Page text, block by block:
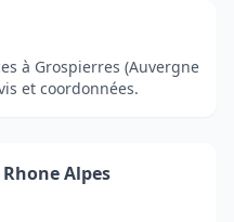
à Grospierres (Auvergne
et coordonnées.
Alpes